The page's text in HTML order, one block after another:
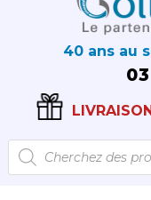
40 ans au
Recherche
de
produits